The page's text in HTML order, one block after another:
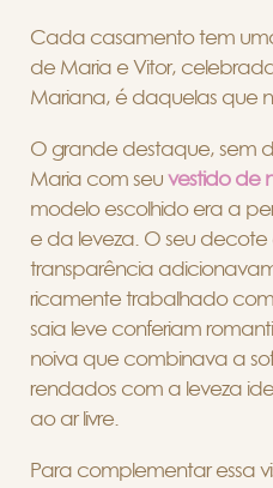
Cada casamento tem
de Maria e Vitor,
Mariana, é daquelas que
O grande destaque, sem
Maria com seu vestido de
modelo escolhido era a
e da leveza. O seu
transparência
ricamente trabalhado
saia leve conferiam
noiva que combinava a
rendados com a leveza
ao ar livre.
Para complementar essa